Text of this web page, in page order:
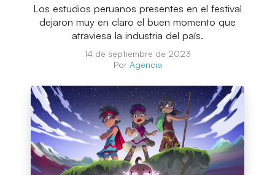
Los estudios peruanos presentes en el festival
dejaron muy en claro el buen momento que
atraviesa la industria del país.
14 de septiembre de 2023
Por Agencia